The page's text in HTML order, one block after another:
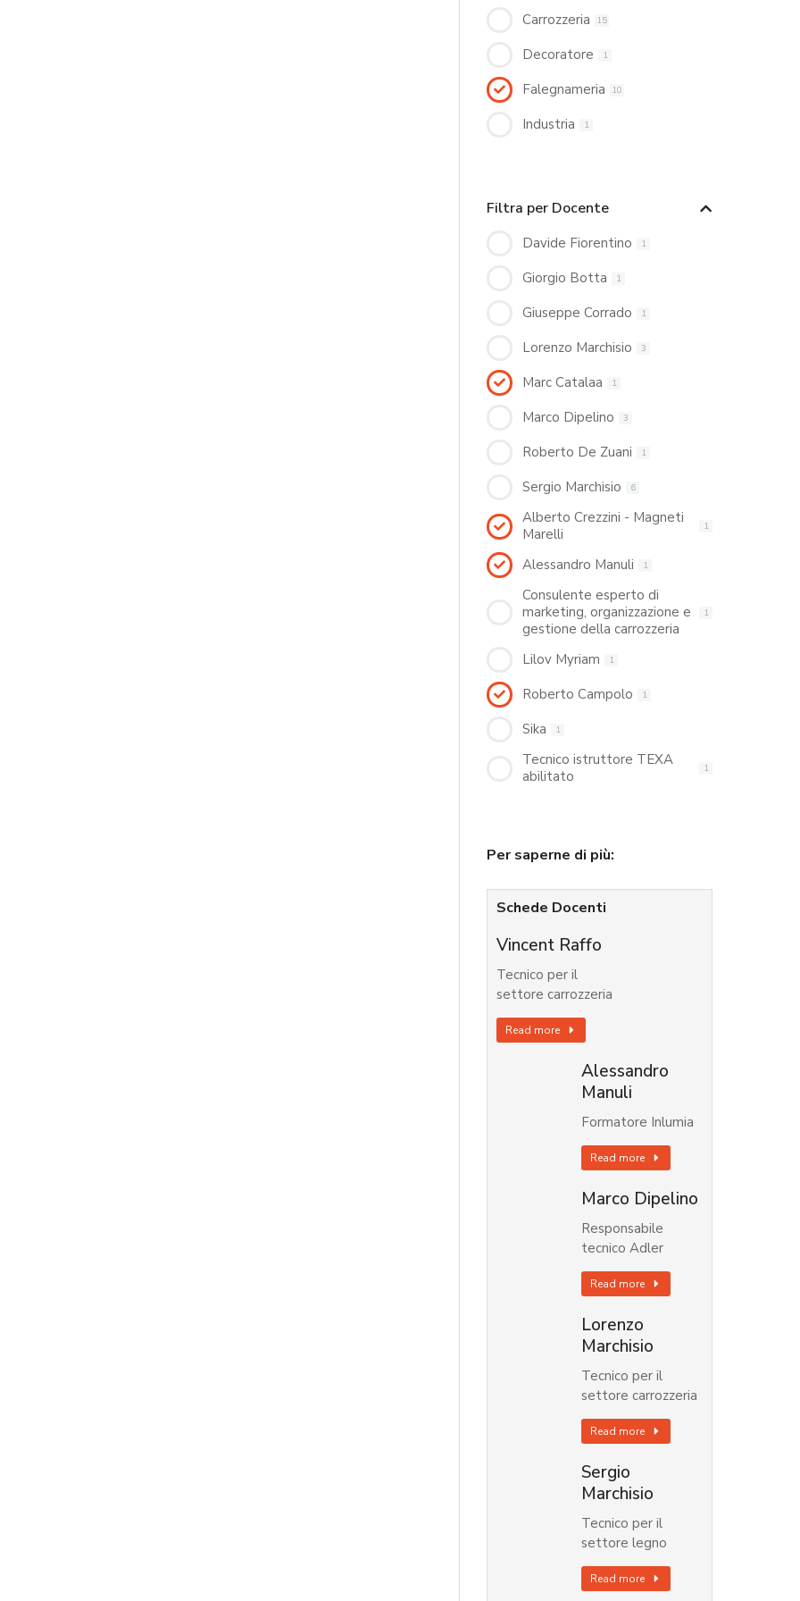
Carrozzeria 15
Decoratore 1
Falegnameria 10
Industria 1
Filtra per Docente
Davide Fiorentino 1
Giorgio Botta 1
Giuseppe Corrado 1
Lorenzo Marchisio 3
Marc Catalaa 1
Marco Dipelino 3
Roberto De Zuani 1
Sergio Marchisio 6
Alberto Crezzini - Magneti
Marelli
1
Alessandro Manuli 1
Consulente esperto di
marketing, organizzazione e
gestione della carrozzeria
1
Lilov Myriam 1
Roberto Campolo 1
Sika 1
Tecnico istruttore TEXA
abilitato
1
Per saperne di più:
Schede Docenti
Vincent Raffo
Tecnico per il
settore carrozzeria
Read more
Alessandro
Manuli
Formatore Inlumia
Read more
Marco Dipelino
Responsabile
tecnico Adler
Read more
Lorenzo
Marchisio
Tecnico per il
settore carrozzeria
Read more
Sergio
Marchisio
Tecnico per il
settore legno
Read more